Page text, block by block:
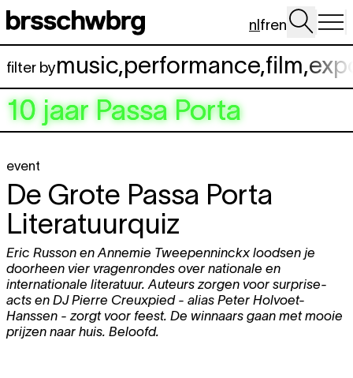
Spring naar hoofdinhoud
nlfren
filter bymusic,performance,film,
10 jaar Passa Porta
event
De Grote Passa Porta
Literatuurquiz
Eric Russon en Annemie Tweepenninckx loodsen je
doorheen vier vragenrondes over nationale en
internationale literatuur. Auteurs zorgen voor surprise-
acts en DJ Pierre Creuxpied - alias Peter Holvoet-
Hanssen - zorgt voor feest. De winnaars gaan met mooie
prijzen naar huis. Beloofd.